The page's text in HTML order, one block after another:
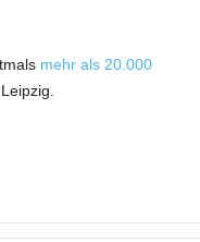
mehr als 20.000